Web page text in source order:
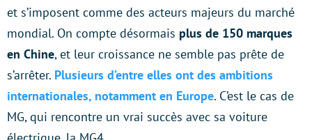
et s’imposent comme des acteurs majeurs du marché
mondial. On compte désormais plus de 150 marques
en Chine, et leur croissance ne semble pas prête de
s’arrêter. Plusieurs d’entre elles ont des ambitions
internationales, notamment en Europe. C’est le cas de
MG, qui rencontre un vrai succès avec sa voiture